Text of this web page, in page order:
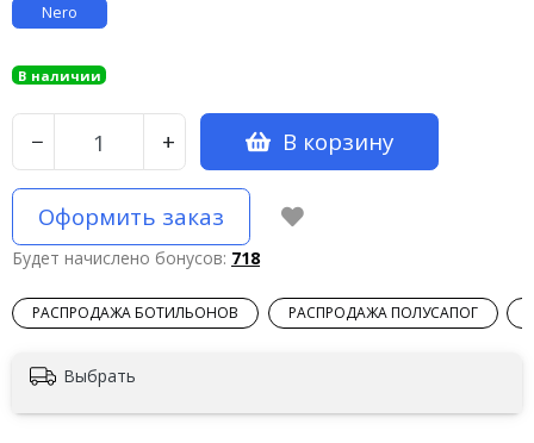
Nero
В наличии
− + В корзину
Оформить заказ
Будет начислено бонусов: 718
РАСПРОДАЖА БОТИЛЬОНОВ РАСПРОДАЖА ПОЛУСАПОГ
Выбрать